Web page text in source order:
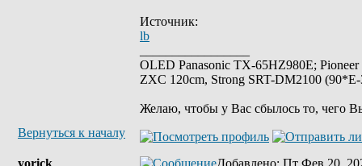
Источник:
lb
OLED Panasonic TX-65HZ980E;
ZXC 120cm, Strong SRT-DM2100
Желаю, чтобы у Вас сбылось то, чего
Вернуться к началу
yorick Добавлено: Пт Фев 20,